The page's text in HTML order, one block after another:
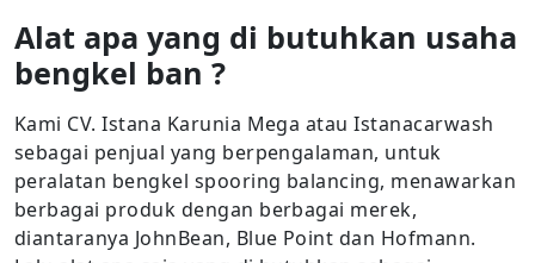
Alat apa yang di butuhkan usaha
bengkel ban ?
Kami CV. Istana Karunia Mega atau Istanacarwash
sebagai penjual yang berpengalaman, untuk
peralatan bengkel spooring balancing, menawarkan
berbagai produk dengan berbagai merek,
diantaranya JohnBean, Blue Point dan Hofmann.